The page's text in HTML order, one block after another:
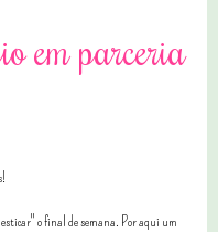
em parceria
o final de semana. Por aqui um